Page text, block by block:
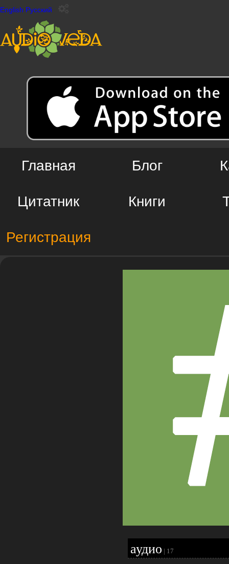
English Русский
Главная Блог
Цитатник Книги
Регистрация
аудио | 17